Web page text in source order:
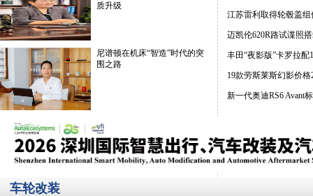
江苏雷利取得轮毂盖
迈凯伦620R路试谍照
丰田“夜影版”卡罗拉配
19款劳斯莱斯幻影价
新一代奥迪RS6 Avant
质升级
尼谱顿在机床“智造”时代的突
围之路
车轮改装